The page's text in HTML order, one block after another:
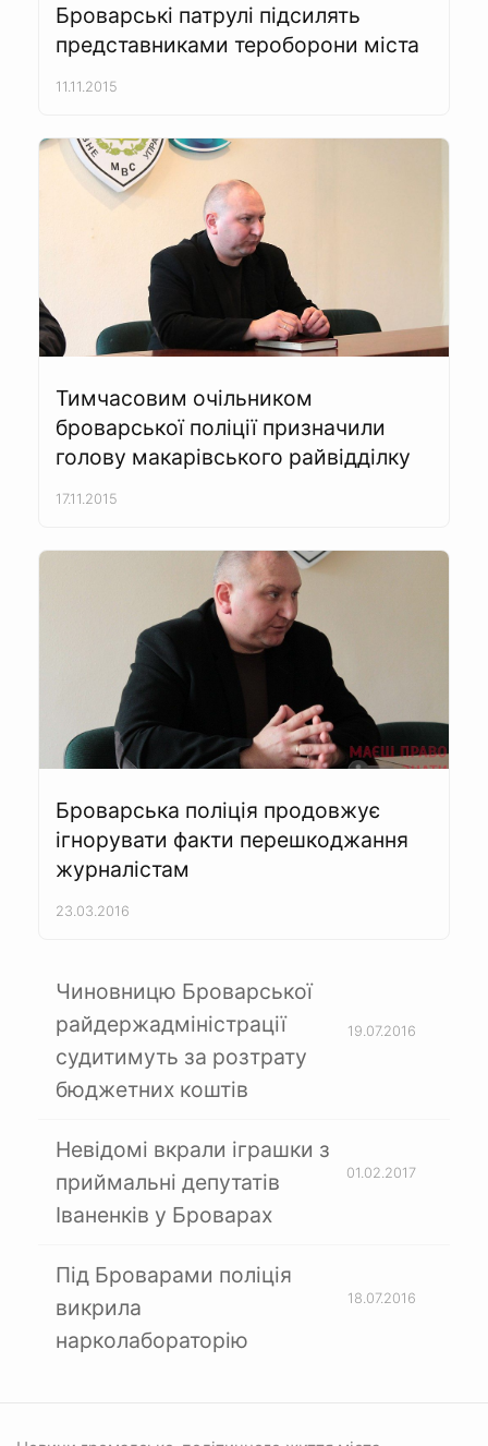
Броварські патрулі підсилять
представниками тероборони міста
11.11.2015
Тимчасовим очільником
броварської поліції призначили
голову макарівського райвідділку
17.11.2015
Броварська поліція продовжує
ігнорувати факти перешкоджання
журналістам
23.03.2016
Чиновницю Броварської
райдержадміністрації
судитимуть за розтрату
бюджетних коштів
19.07.2016
Невідомі вкрали іграшки з
приймальні депутатів
Іваненків у Броварах
01.02.2017
Під Броварами поліція
викрила
нарколабораторію
18.07.2016